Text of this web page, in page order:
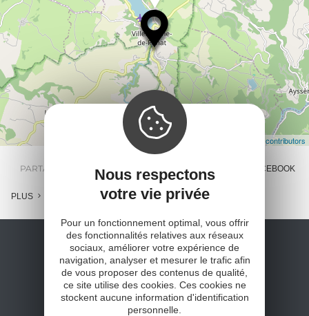
Leaflet| Map data © OpenStreetMap contributors
PARTAGER : MESSENGER FACEBOOK
PLUS
Nous respectons
votre vie privée
Pour un fonctionnement optimal, vous offrir
des fonctionnalités relatives aux réseaux
sociaux, améliorer votre expérience de
navigation, analyser et mesurer le trafic afin
de vous proposer des contenus de qualité,
ce site utilise des cookies. Ces cookies ne
stockent aucune information d'identification
personnelle.